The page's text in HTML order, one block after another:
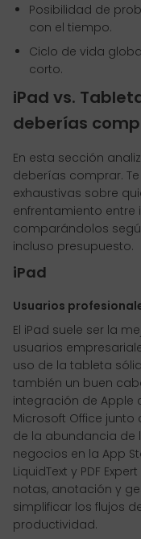
Posibilidad de
con el tiempo.
Ciclo de vida
corto.
iPad vs.
deberías
En esta sección
deberías comprar.
exhaustivas sobre
enfrentamiento entre
comparándolos
incluso presupuesto.
iPad
Usuarios
El iPad suele ser la
usuarios
uso de la tableta
también un buen
integración de
Microsoft Office
de la abundancia de
negocios en la App
LiquidText y PDF
notas, anotación y
simplificar los flujos
productividad.